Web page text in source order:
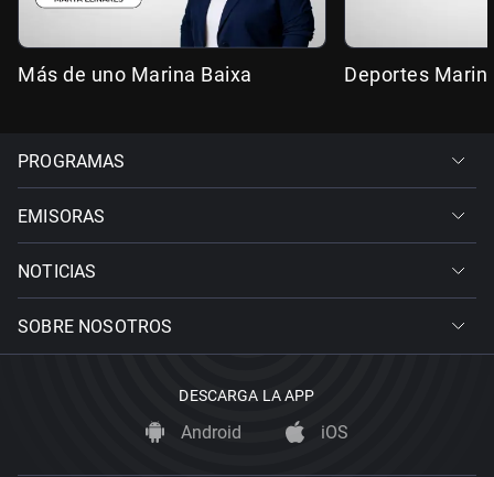
Más de uno Marina Baixa Deportes
PROGRAMAS
EMISORAS
NOTICIAS
SOBRE NOSOTROS
DESCARGA LA APP
Android iOS